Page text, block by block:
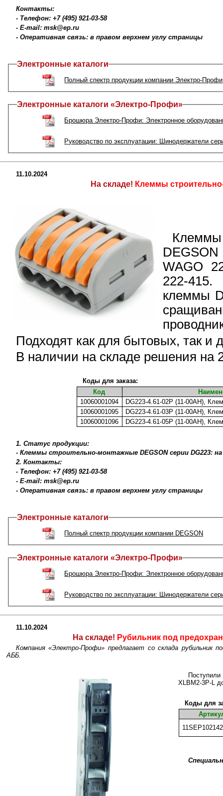
Контакты:
- Телефон: +7 (495) 921-03-58
- E-mail: msk@ep.ru
- Оперативная связь: в правом верхнем углу страницы
Электронные каталоги
Полный спектр продукции компании Электро-Профи
Электронные каталоги «Электро-Профи»
Брошюра Электро-Профи: Электронное
Руководство по эксплуатации: Шинодержатели
11.10.2024
На складе! Клеммы
WAGO
222-
клеммы
Подходят как для бытовых, так
В наличии на складе решения на
Коды для заказа:
Код
10060001094
DG223-4.61-02P (11-00AH),
10060001095
DG223-4.61-03P (11-00AH),
10060001096
DG223-4.61-05P (11-00AH),
1. Статус продукции:
- Клеммы строительно-монтажные DEGSON серии DG223:
2. Контакты:
- Телефон: +7 (495) 921-03-58
- E-mail: msk@ep.ru
- Оперативная связь: в правом верхнем углу страницы
Электронные каталоги
Полный спектр продукции компании DEGSON
Электронные каталоги «Электро-Профи»
Брошюра Электро-Профи: Электронное
Руководство по эксплуатации: Шинодержатели
11.10.2024
На складе! Рубильник под
Компания «Электро-Профи» предлагает со склада рубильник
АББ.
XLBM2-3P-L
Коды для